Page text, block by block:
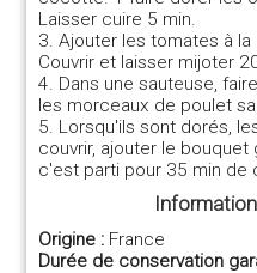
Laisser cuire 5 min.
3. Ajouter les tomates à
Couvrir et laisser mijoter
4. Dans une sauteuse,
les morceaux de poulet
5. Lorsqu'ils sont dorés,
couvrir, ajouter le bouquet
c'est parti pour 35 min de
Origine : France
Durée de conservation